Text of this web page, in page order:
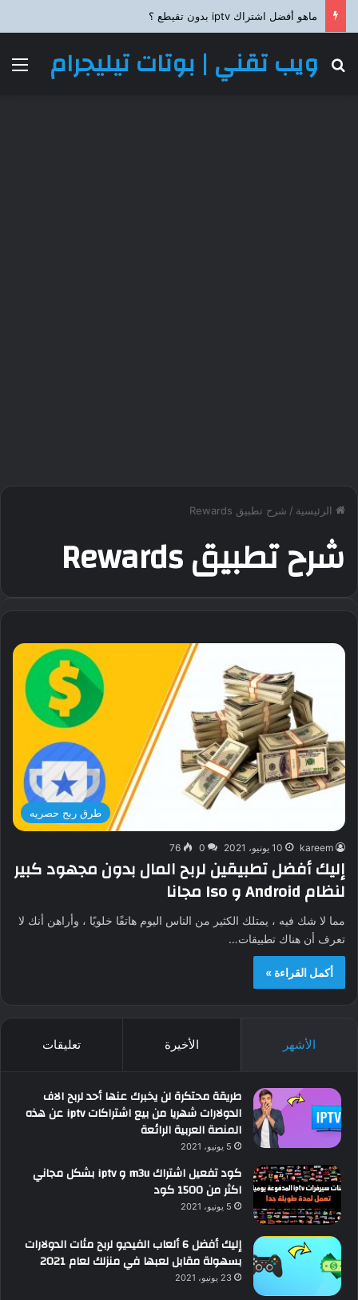
ماهو أفضل اشتراك iptv بدون تقيطع ؟
ويب تقني | بوتات تيليجرام
بحث عن
الرئيسية / شرح تطبيق Rewards
شرح تطبيق Rewards
طرق ربح حصريه
kareem 10 يونيو، 2021 0
76
إليك أفضل تطبيقين لربح المال بدون مجهود كبير
لنظام Android و Iso مجانا
مما لا شك فيه ، يمتلك الكثير من الناس اليوم هاتفًا خلويًا ، وأراهن أنك لا
تعرف أن هناك تطبيقات…
أكمل القراءة »
الأشهر الأخيرة تعليقات
طريقة محتكرة لن يخبرك عنها أحد لربح الاف
الدولارات شهريا من بيع اشتراكات iptv عن هذه
المنصة العربية الرائعة
5 يونيو، 2021
كود تفعيل اشتراك m3u و iptv بشكل مجاني
اكثر من 1500 كود
5 يونيو، 2021
إليك أفضل 6 ألعاب الفيديو لربح مئات الدولارات
بسهولة مقابل لعبها في منزلك لعام 2021
23 يونيو، 2021